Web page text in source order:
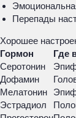
Перепады
Хорошее
Гормон
Где
Серотонин
Дофамин
Мелатонин
Эстрадиол